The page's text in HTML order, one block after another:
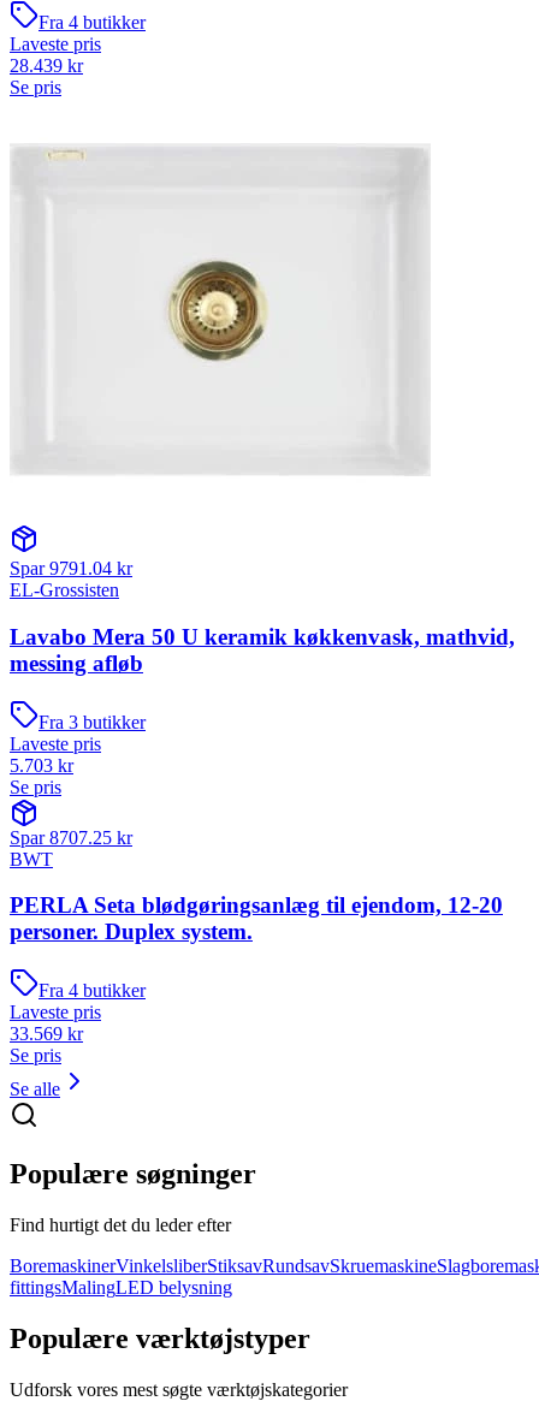
Fra 4 butikker
Laveste pris
28.439 kr
Se pris
Spar9791.04 kr
EL-Grossisten
Lavabo Mera 50 U keramik køkkenvask, mathvid,
messing afløb
Fra 3 butikker
Laveste pris
5.703 kr
Se pris
Spar8707.25 kr
BWT
PERLA Seta blødgøringsanlæg til ejendom, 12-20
personer. Duplex system.
Fra 4 butikker
Laveste pris
33.569 kr
Se pris
Se alle
Populære søgninger
Find hurtigt det du leder efter
BoremaskinerVinkelsliberStiksavRundsavSkruemaskine
fittingsMalingLED belysning
Populære værktøjstyper
Udforsk vores mest søgte værktøjskategorier